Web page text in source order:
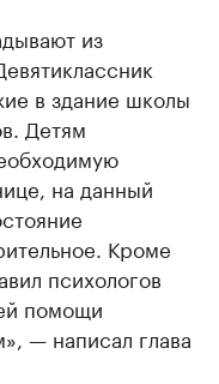
из
в здание школы
Детям
на данный
Кроме
психологов
помощи
— написал глава